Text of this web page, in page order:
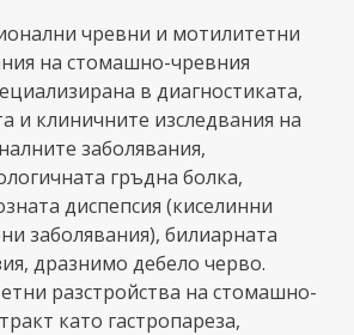
чревни и мотилитетни
на стомашно-чревния
в диагностиката,
и клиничните изследвания на
заболявания,
гръдна болка,
диспепсия (киселинни
заболявания), билиарната
дразнимо дебело черво.
разстройства на стомашно-
като гастропареза,